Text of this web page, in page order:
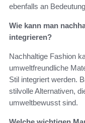
ebenfalls an
Wie kann man
integrieren?
Nachhaltige Fashion
umweltfreundliche
Stil integriert werden.
stilvolle Alternativen,
umweltbewusst sind.